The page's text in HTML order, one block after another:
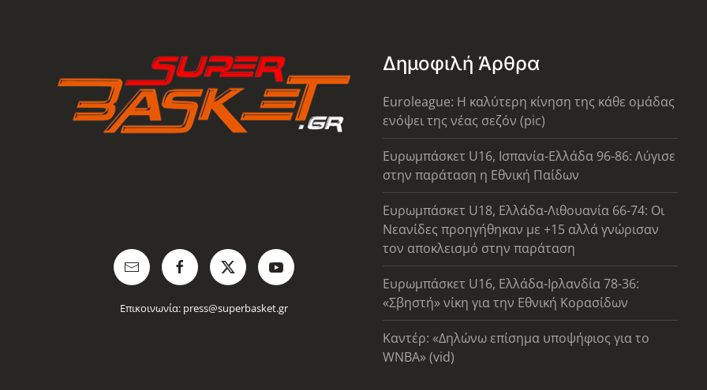
Επικοινωνία: press@superbasket.gr
Δημοφιλή Άρθρα
Euroleague: Η καλύτερη κίνηση της κάθε ομάδας
ενόψει της νέας σεζόν (pic)
Ευρωμπάσκετ U16, Ισπανία-Ελλάδα 96-86: Λύγισε
στην παράταση η Εθνική Παίδων
Ευρωμπάσκετ U18, Ελλάδα-Λιθουανία 66-74: Οι
Νεανίδες προηγήθηκαν με +15 αλλά γνώρισαν
τον αποκλεισμό στην παράταση
Ευρωμπάσκετ U16, Ελλάδα-Ιρλανδία 78-36:
«Σβηστή» νίκη για την Εθνική Κορασίδων
Καντέρ: «Δηλώνω επίσημα υποψήφιος για το
WNBA» (vid)